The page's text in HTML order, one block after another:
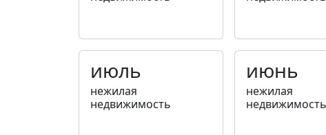
июль
нежилая
недвижимость
июнь
нежилая
недвижимость